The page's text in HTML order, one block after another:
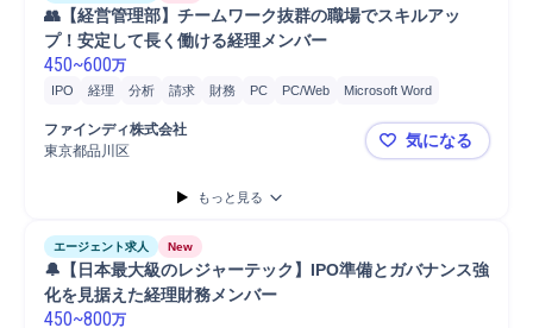
👥【経営管理部】チームワーク抜群の職場でスキルアッ
プ！安定して長く働ける経理メンバー
450~600万
IPO 経理 分析 請求 財務 PC PC/Web
Microsoft Word
Microsoft Power...
Microsoft Excel
ファインディ株式会社
東京都品川区
👥【経営管
気になる
もっと見る
エージェント求人 New
🔔【日本最大級のレジャーテック】IPO準備とガバナンス強
化を見据えた経理財務メンバー
450~800万